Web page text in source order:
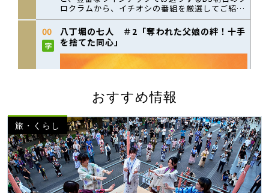
おすすめ情報
旅・くらし